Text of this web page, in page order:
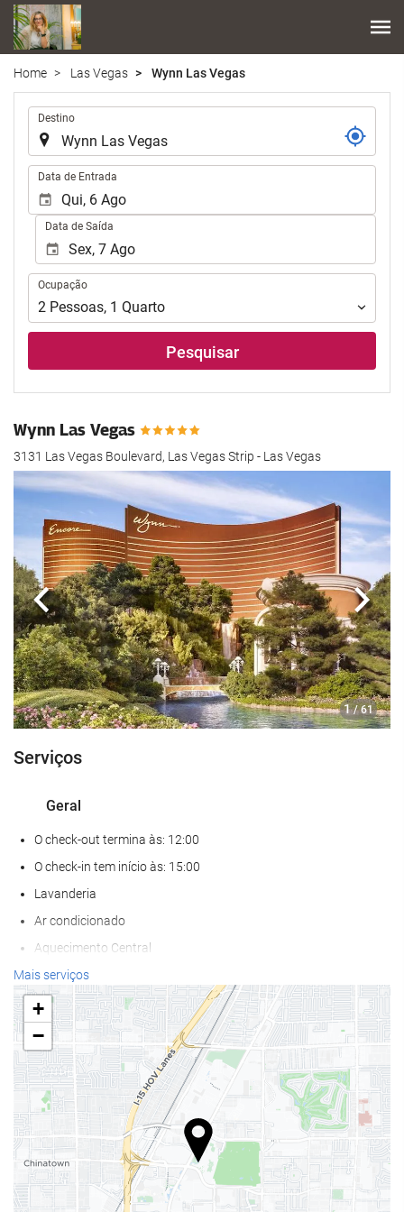
Home Las Vegas Wynn Las Vegas
Destino
Data de Entrada
Data de Saída
Ocupação
Ocupação
2 Pessoas, 1 Quarto
Pesquisar
Wynn Las Vegas
3131 Las Vegas Boulevard, Las Vegas Strip - Las Vegas
1 / 61
Anterior
Serviços
Geral
O check-out termina às: 12:00
O check-in tem início às: 15:00
Lavanderia
Ar condicionado
Aquecimento Central
Elevador
Apenas para adultos
Acesso para deficientes fisicos
Quartos para não fumantes
Zona de fumadores
Não admite animais
Bem-estar
Bar na piscina
Mais serviços
+
−